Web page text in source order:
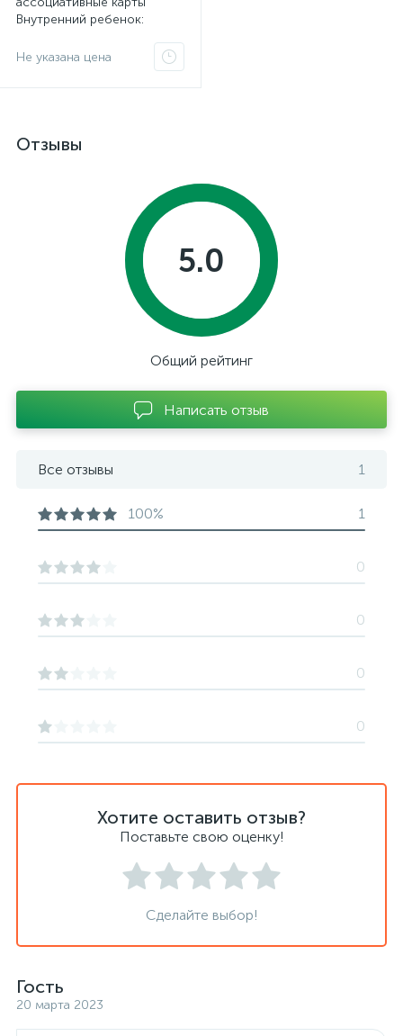
Внутренний ребенок:
карт
Не указана цена
Отзывы
Хотите оставить отзыв?
Поставьте свою оценку!
Сделайте выбор!
Гость
20 марта 2023
5.0
Общий рейтинг
Написать отзыв
Все отзывы 1
100% 1
0
0
0
0